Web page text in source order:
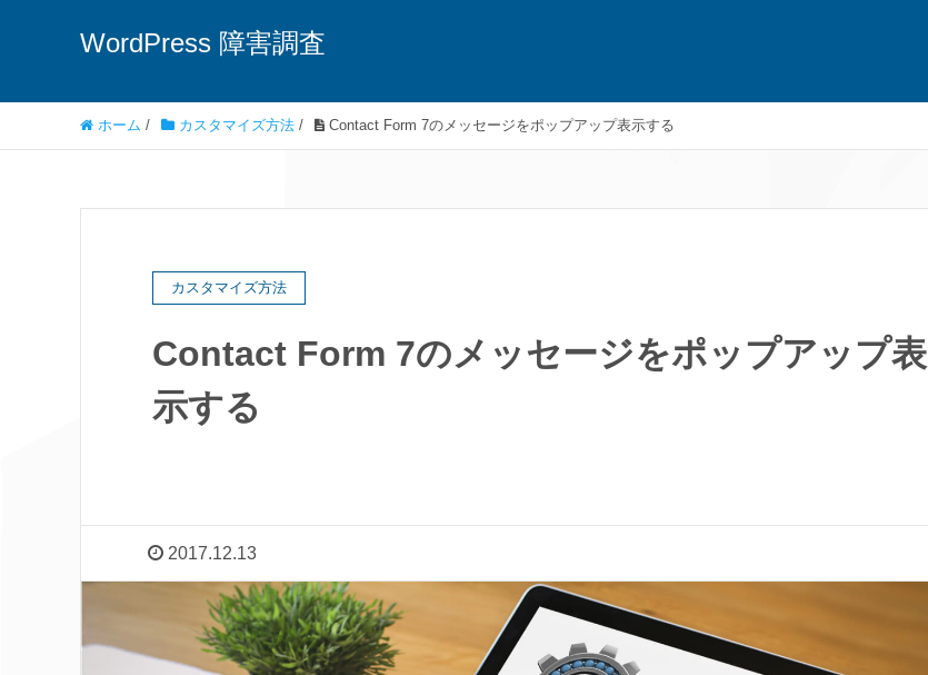
WordPress 障害調査
ホーム / カスタマイズ方法 / Contact Form 7のメッセージをポップアップ表示する
カスタマイズ方法
Contact Form 7のメッセージをポップアップ表
示する
2017.12.13